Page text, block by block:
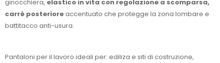
ginocchiera, elastico in vita con regolazione a scomparsa,
carrè posterioreaccentuato che protegge la zona lombare e
battitacco anti-usura.
Pantaloni per il lavoro ideali per: ediliza e siti di costruzione,